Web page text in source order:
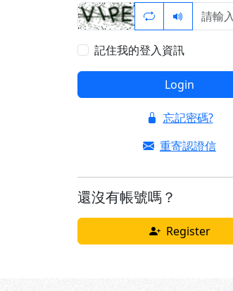
記住我的登入資訊
Login
忘記密碼?
重寄認證信
還沒有帳號嗎？
Register